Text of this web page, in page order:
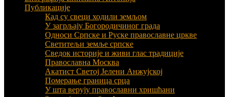
Публикације
Кад су свеци ходили земљом
У загрљају Богородичиног града
Односи Српске и Руске православне цркве
Светитељи земље српске
Сведок историје и живи глас традиције
Православна Москва
Акатист Светој Јелени Анжујској
Померање граница срца
У шта верују православни хришћани